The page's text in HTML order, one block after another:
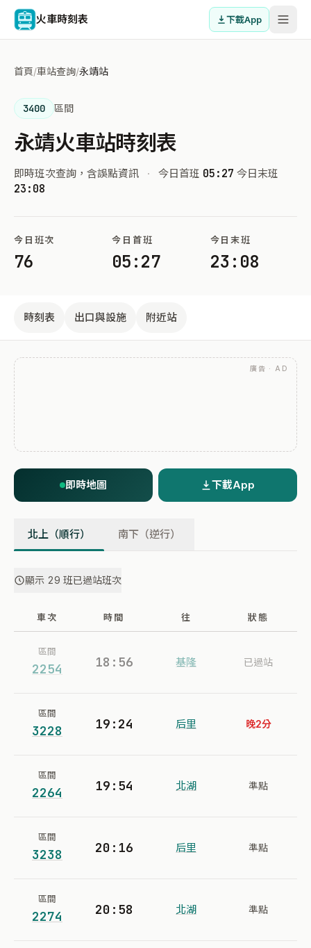
火車時刻表 下載App
首頁/車站查詢/永靖站
3400 區間
永靖火車站時刻表
即時班次查詢，含誤點資訊 · 今日首班 05:27 今日末班
23:08
今日班次
76
今日首班
05:27
今日末班
23:08
時刻表 出口與設施 附近站
廣告 · AD
即時地圖 下載App
北上（順行） 南下（逆行）
顯示 29 班已過站班次
車次 時間 往 狀態
區間
2254 18:56 基隆 已過站
區間
3228 19:24 后里 晚2分
區間
2264 19:54 北湖 準點
區間
3238 20:16 后里 準點
區間
2274 20:58 北湖 準點